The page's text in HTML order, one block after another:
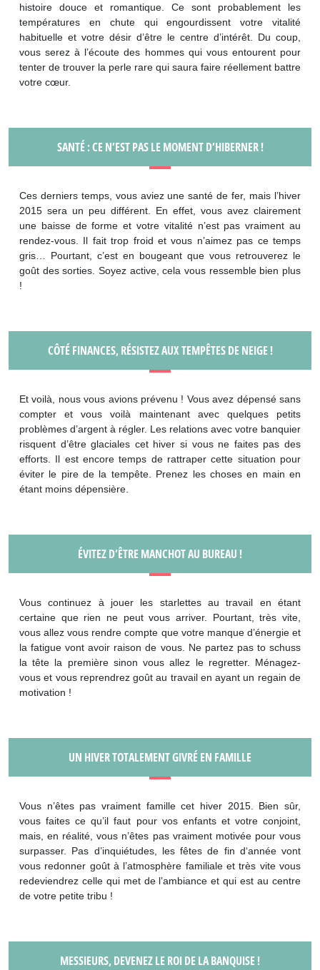
histoire douce et romantique. Ce sont probablement les
températures en chute qui engourdissent votre vitalité
habituelle et votre désir d’être le centre d’intérêt. Du coup,
vous serez à l’écoute des hommes qui vous entourent pour
tenter de trouver la perle rare qui saura faire réellement battre
votre cœur.
SANTÉ : CE N’EST PAS LE MOMENT D’HIBERNER !
Ces derniers temps, vous aviez une santé de fer, mais l’hiver
2015 sera un peu différent. En effet, vous avez clairement
une baisse de forme et votre vitalité n’est pas vraiment au
rendez-vous. Il fait trop froid et vous n’aimez pas ce temps
gris… Pourtant, c’est en bougeant que vous retrouverez le
goût des sorties. Soyez active, cela vous ressemble bien plus
!
CÔTÉ FINANCES, RÉSISTEZ AUX TEMPÊTES DE NEIGE !
Et voilà, nous vous avions prévenu ! Vous avez dépensé sans
compter et vous voilà maintenant avec quelques petits
problèmes d’argent à régler. Les relations avec votre banquier
risquent d’être glaciales cet hiver si vous ne faites pas des
efforts. Il est encore temps de rattraper cette situation pour
éviter le pire de la tempête. Prenez les choses en main en
étant moins dépensière.
ÉVITEZ D’ÊTRE MANCHOT AU BUREAU !
Vous continuez à jouer les starlettes au travail en étant
certaine que rien ne peut vous arriver. Pourtant, très vite,
vous allez vous rendre compte que votre manque d’énergie et
la fatigue vont avoir raison de vous. Ne partez pas to schuss
la tête la première sinon vous allez le regretter. Ménagez-
vous et vous reprendrez goût au travail en ayant un regain de
motivation !
UN HIVER TOTALEMENT GIVRÉ EN FAMILLE
Vous n’êtes pas vraiment famille cet hiver 2015. Bien sûr,
vous faites ce qu’il faut pour vos enfants et votre conjoint,
mais, en réalité, vous n’êtes pas vraiment motivée pour vous
surpasser. Pas d’inquiétudes, les fêtes de fin d‘année vont
vous redonner goût à l’atmosphère familiale et très vite vous
redeviendrez celle qui met de l’ambiance et qui est au centre
de votre petite tribu !
MESSIEURS, DEVENEZ LE ROI DE LA BANQUISE !